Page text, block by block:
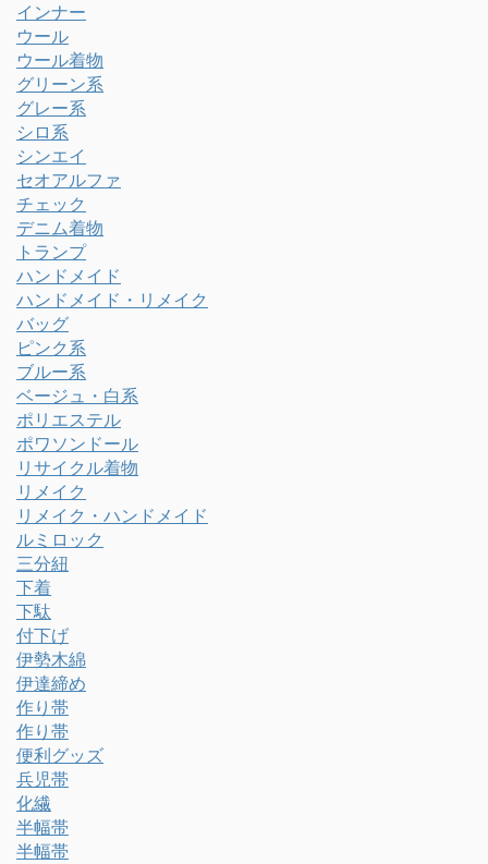
インナー
ウール
ウール着物
グリーン系
グレー系
シロ系
シンエイ
セオアルファ
チェック
デニム着物
トランプ
ハンドメイド
ハンドメイド・リメイク
バッグ
ピンク系
ブルー系
ベージュ・白系
ポリエステル
ポワソンドール
リサイクル着物
リメイク
リメイク・ハンドメイド
ルミロック
三分紐
下着
下駄
付下げ
伊勢木綿
伊達締め
作り帯
作り帯
便利グッズ
兵児帯
化繊
半幅帯
半幅帯